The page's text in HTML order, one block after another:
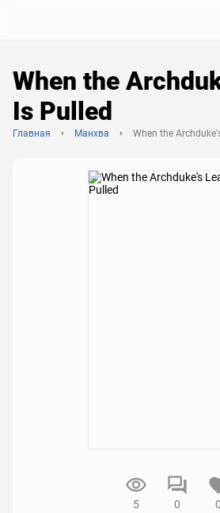
When the
Is Pulled
Главная Манхва When the
5 0 0